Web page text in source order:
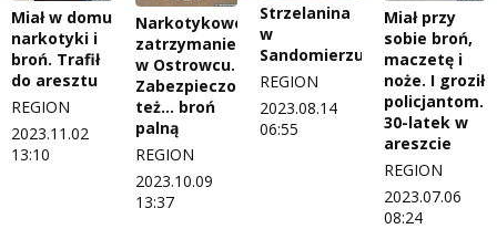
Miał w domu
narkotyki i
broń. Trafił
do aresztu
REGION
2023.11.02
13:10
Narkotykowe
zatrzymanie
w Ostrowcu.
Zabezpieczono
też… broń
palną
REGION
2023.10.09
13:37
Strzelanina
w
Sandomierzu
REGION
2023.08.14
06:55
Miał przy
sobie broń,
maczetę i
noże. I groził
policjantom.
30-latek w
areszcie
REGION
2023.07.06
08:24